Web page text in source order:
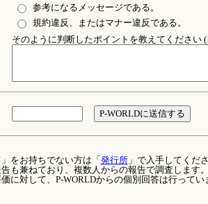
参考になるメッセージである。
規約違反、またはマナー違反である。
そのように判断したポイントを教えてください
をお持ちでない方は「 発行所」で入手してくだ
告も兼ねており、複数人からの報告で調査します
価に対して、P-WORLDからの個別回答は行ってい